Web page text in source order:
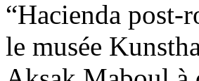
“Hacienda post-
le musée